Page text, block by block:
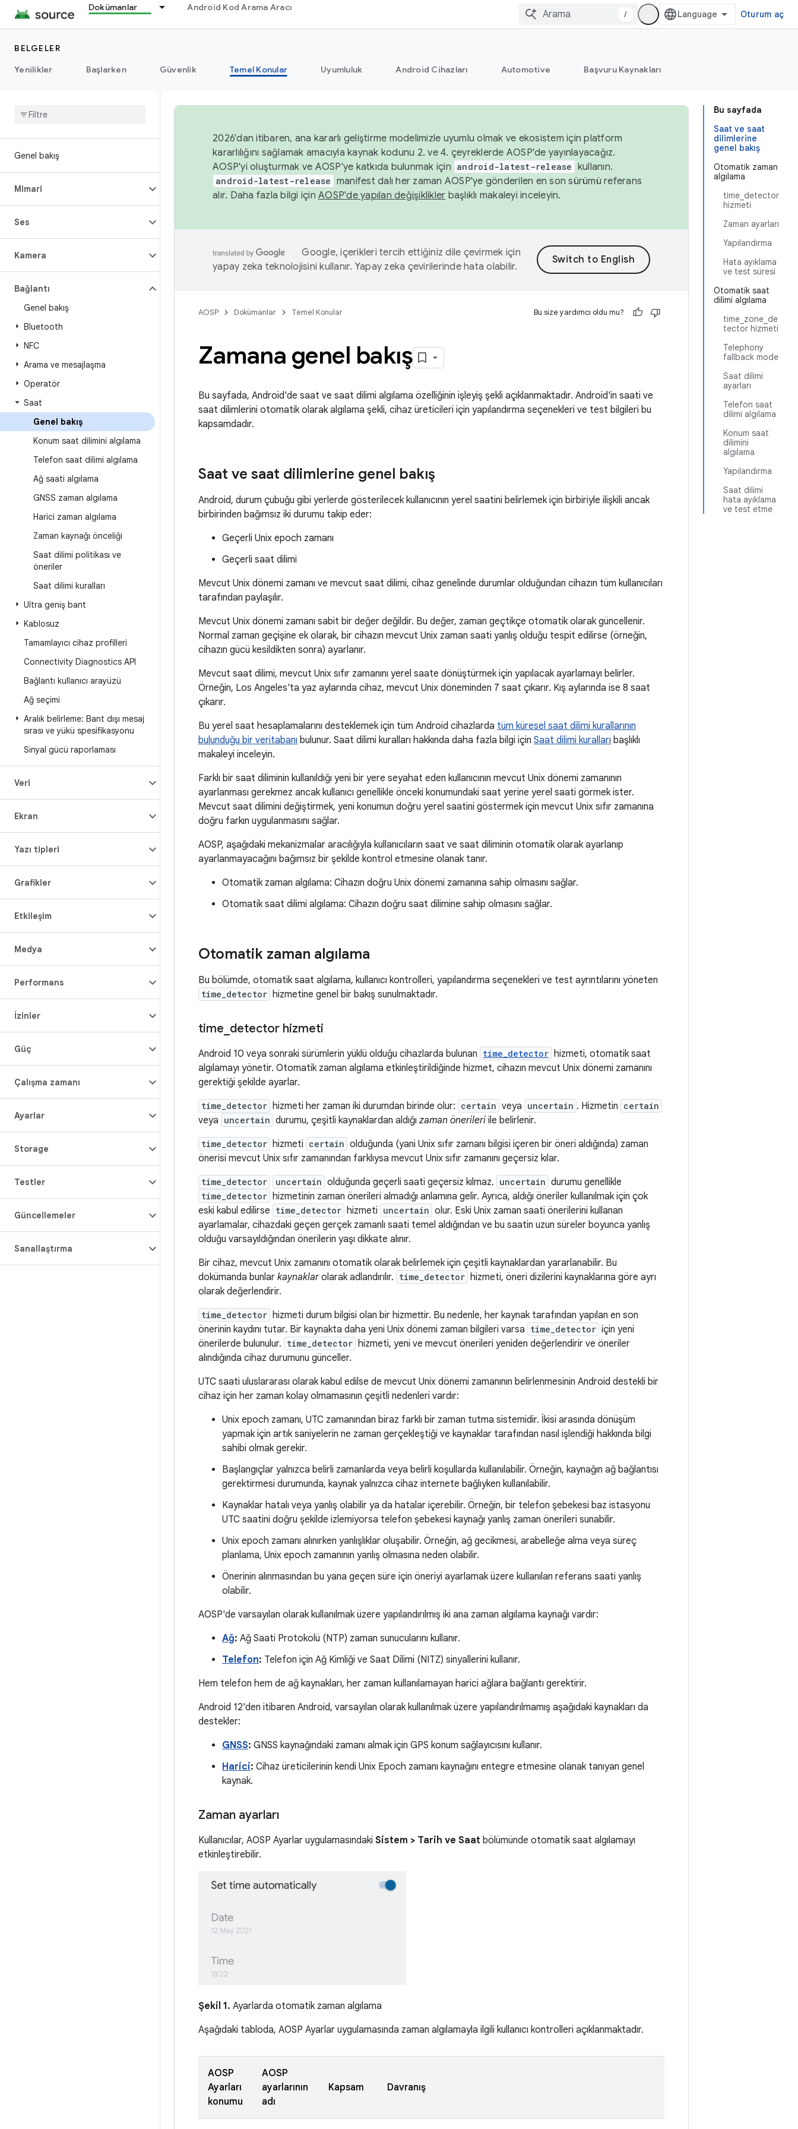
Dokümanlar Android Kod Arama Aracı
/ Oturum aç
BELGELER
Yenilikler
Başlarken Güvenlik Temel Konular Uyumluluk Android Cihazları Automotive Başvuru Kaynakları
Genel bakış
Mimari
Ses
Kamera
Bağlantı
Genel bakış
Bluetooth
NFC
Arama ve mesajlaşma
Operatör
Saat
Genel bakış
Konum saat dilimini algılama
Telefon saat dilimi algılama
Ağ saati algılama
GNSS zaman algılama
Harici zaman algılama
Zaman kaynağı önceliği
Saat dilimi politikası ve
öneriler
Saat dilimi kuralları
Ultra geniş bant
Kablosuz
Tamamlayıcı cihaz profilleri
Connectivity Diagnostics API
Bağlantı kullanıcı arayüzü
Ağ seçimi
Aralık belirleme: Bant dışı mesaj
sırası ve yükü spesifikasyonu
Sinyal gücü raporlaması
Veri
Ekran
Yazı tipleri
Grafikler
Etkileşim
Medya
Performans
İzinler
Güç
Çalışma zamanı
Ayarlar
Storage
Testler
Güncellemeler
Sanallaştırma
Bu sayfada
Saat ve saat
dilimlerine
genel bakış
Otomatik zaman
algılama
time_detector
hizmeti
Zaman ayarları
Yapılandırma
Hata ayıklama
ve test süresi
Otomatik saat
dilimi algılama
time_zone_de
tector hizmeti
Telephony
fallback mode
Saat dilimi
ayarları
Telefon saat
dilimi algılama
Konum saat
dilimini
algılama
Yapılandırma
Saat dilimi
hata ayıklama
ve test etme
2026'dan itibaren, ana kararlı geliştirme modelimizle uyumlu olmak ve ekosistem için platform
kararlılığını sağlamak amacıyla kaynak kodunu 2. ve 4. çeyreklerde AOSP'de yayınlayacağız.
AOSP'yi oluşturmak ve AOSP'ye katkıda bulunmak için android-latest-release kullanın.
android-latest-release manifest dalı her zaman AOSP'ye gönderilen en son sürümü referans
alır. Daha fazla bilgi için AOSP'de yapılan değişiklikler başlıklı makaleyi inceleyin.
Google, içerikleri tercih ettiğiniz dile çevirmek için
yapay zeka teknolojisini kullanır. Yapay zeka çevirilerinde hata olabilir.
AOSP Dokümanlar Temel Konular Bu size yardımcı oldu mu?
Zamana genel bakış
Bu sayfada, Android'de saat ve saat dilimi algılama özelliğinin işleyiş şekli açıklanmaktadır. Android'in saati ve
saat dilimlerini otomatik olarak algılama şekli, cihaz üreticileri için yapılandırma seçenekleri ve test bilgileri bu
kapsamdadır.
Saat ve saat dilimlerine genel bakış
Android, durum çubuğu gibi yerlerde gösterilecek kullanıcının yerel saatini belirlemek için birbiriyle ilişkili ancak
birbirinden bağımsız iki durumu takip eder:
Geçerli Unix epoch zamanı
Geçerli saat dilimi
Mevcut Unix dönemi zamanı ve mevcut saat dilimi, cihaz genelinde durumlar olduğundan cihazın tüm kullanıcıları
tarafından paylaşılır.
Mevcut Unix dönemi zamanı sabit bir değer değildir. Bu değer, zaman geçtikçe otomatik olarak güncellenir.
Normal zaman geçişine ek olarak, bir cihazın mevcut Unix zaman saati yanlış olduğu tespit edilirse (örneğin,
cihazın gücü kesildikten sonra) ayarlanır.
Mevcut saat dilimi, mevcut Unix sıfır zamanını yerel saate dönüştürmek için yapılacak ayarlamayı belirler.
Örneğin, Los Angeles'ta yaz aylarında cihaz, mevcut Unix döneminden 7 saat çıkarır. Kış aylarında ise 8 saat
çıkarır.
Bu yerel saat hesaplamalarını desteklemek için tüm Android cihazlarda tüm küresel saat dilimi kurallarının
bulunduğu bir veritabanı bulunur. Saat dilimi kuralları hakkında daha fazla bilgi için Saat dilimi kuralları başlıklı
makaleyi inceleyin.
Farklı bir saat diliminin kullanıldığı yeni bir yere seyahat eden kullanıcının mevcut Unix dönemi zamanının
ayarlanması gerekmez ancak kullanıcı genellikle önceki konumundaki saat yerine yerel saati görmek ister.
Mevcut saat dilimini değiştirmek, yeni konumun doğru yerel saatini göstermek için mevcut Unix sıfır zamanına
doğru farkın uygulanmasını sağlar.
AOSP, aşağıdaki mekanizmalar aracılığıyla kullanıcıların saat ve saat diliminin otomatik olarak ayarlanıp
ayarlanmayacağını bağımsız bir şekilde kontrol etmesine olanak tanır.
Otomatik zaman algılama: Cihazın doğru Unix dönemi zamanına sahip olmasını sağlar.
Otomatik saat dilimi algılama: Cihazın doğru saat dilimine sahip olmasını sağlar.
Otomatik zaman algılama
Bu bölümde, otomatik saat algılama, kullanıcı kontrolleri, yapılandırma seçenekleri ve test ayrıntılarını yöneten
time_detector hizmetine genel bir bakış sunulmaktadır.
time detector hizmeti
Android 10 veya sonraki sürümlerin yüklü olduğu cihazlarda bulunan time_detector hizmeti, otomatik saat
algılamayı yönetir. Otomatik zaman algılama etkinleştirildiğinde hizmet, cihazın mevcut Unix dönemi zamanını
gerektiği şekilde ayarlar.
time_detector hizmeti her zaman iki durumdan birinde olur: certain veya uncertain . Hizmetin certain
veya uncertain durumu, çeşitli kaynaklardan aldığı zaman önerileri ile belirlenir.
time_detector hizmeti certain olduğunda (yani Unix sıfır zamanı bilgisi içeren bir öneri aldığında) zaman
önerisi mevcut Unix sıfır zamanından farklıysa mevcut Unix sıfır zamanını geçersiz kılar.
time_detector uncertain olduğunda geçerli saati geçersiz kılmaz. uncertain durumu genellikle
time_detector hizmetinin zaman önerileri almadığı anlamına gelir. Ayrıca, aldığı öneriler kullanılmak için çok
eski kabul edilirse time_detector hizmeti uncertain olur. Eski Unix zaman saati önerilerini kullanan
ayarlamalar, cihazdaki geçen gerçek zamanlı saati temel aldığından ve bu saatin uzun süreler boyunca yanlış
olduğu varsayıldığından önerilerin yaşı dikkate alınır.
Bir cihaz, mevcut Unix zamanını otomatik olarak belirlemek için çeşitli kaynaklardan yararlanabilir. Bu
dokümanda bunlar kaynaklarolarak adlandırılır. time_detector hizmeti, öneri dizilerini kaynaklarına göre ayrı
olarak değerlendirir.
time_detector hizmeti durum bilgisi olan bir hizmettir. Bu nedenle, her kaynak tarafından yapılan en son
önerinin kaydını tutar. Bir kaynakta daha yeni Unix dönemi zaman bilgileri varsa time_detector için yeni
önerilerde bulunulur. time_detector hizmeti, yeni ve mevcut önerileri yeniden değerlendirir ve öneriler
alındığında cihaz durumunu günceller.
UTC saati uluslararası olarak kabul edilse de mevcut Unix dönemi zamanının belirlenmesinin Android destekli bir
cihaz için her zaman kolay olmamasının çeşitli nedenleri vardır:
Unix epoch zamanı, UTC zamanından biraz farklı bir zaman tutma sistemidir. İkisi arasında dönüşüm
yapmak için artık saniyelerin ne zaman gerçekleştiği ve kaynaklar tarafından nasıl işlendiği hakkında bilgi
sahibi olmak gerekir.
Başlangıçlar yalnızca belirli zamanlarda veya belirli koşullarda kullanılabilir. Örneğin, kaynağın ağ bağlantısı
gerektirmesi durumunda, kaynak yalnızca cihaz internete bağlıyken kullanılabilir.
Kaynaklar hatalı veya yanlış olabilir ya da hatalar içerebilir. Örneğin, bir telefon şebekesi baz istasyonu
UTC saatini doğru şekilde izlemiyorsa telefon şebekesi kaynağı yanlış zaman önerileri sunabilir.
Unix epoch zamanı alınırken yanlışlıklar oluşabilir. Örneğin, ağ gecikmesi, arabelleğe alma veya süreç
planlama, Unix epoch zamanının yanlış olmasına neden olabilir.
Önerinin alınmasından bu yana geçen süre için öneriyi ayarlamak üzere kullanılan referans saati yanlış
olabilir.
AOSP'de varsayılan olarak kullanılmak üzere yapılandırılmış iki ana zaman algılama kaynağı vardır:
Ağ: Ağ Saati Protokolü (NTP) zaman sunucularını kullanır.
Telefon: Telefon için Ağ Kimliği ve Saat Dilimi (NITZ) sinyallerini kullanır.
Hem telefon hem de ağ kaynakları, her zaman kullanılamayan harici ağlara bağlantı gerektirir.
Android 12'den itibaren Android, varsayılan olarak kullanılmak üzere yapılandırılmamış aşağıdaki kaynakları da
destekler:
GNSS: GNSS kaynağındaki zamanı almak için GPS konum sağlayıcısını kullanır.
Harici: Cihaz üreticilerinin kendi Unix Epoch zamanı kaynağını entegre etmesine olanak tanıyan genel
kaynak.
Zaman ayarları
Kullanıcılar, AOSP Ayarlar uygulamasındaki Sistem > Tarih ve Saat bölümünde otomatik saat algılamayı
etkinleştirebilir.
Şekil 1. Ayarlarda otomatik zaman algılama
Aşağıdaki tabloda, AOSP Ayarlar uygulamasında zaman algılamayla ilgili kullanıcı kontrolleri açıklanmaktadır.
AOSP
Ayarları
konumu
AOSP
ayarlarının
adı
Kapsam Davranış